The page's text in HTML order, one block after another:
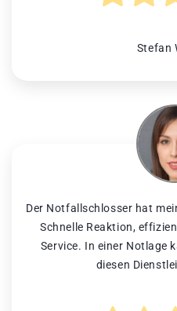
Stefan
Der Notfallschlosser hat
Schnelle Reaktion,
Service. In einer Notlage
diesen